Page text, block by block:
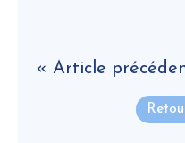
« Article